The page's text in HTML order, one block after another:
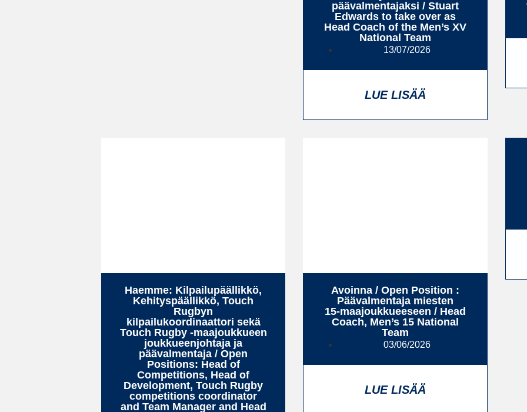
päävalmentajaksi / Stuart
Edwards to take over as
Head Coach of the Men’s XV
National Team
13/07/2026
LUE LISÄÄ
Haemme: Kilpailupäällikkö,
Kehityspäällikkö, Touch
Rugbyn
kilpailukoordinaattori sekä
Touch Rugby -maajoukkueen
joukkueenjohtaja ja
päävalmentaja / Open
Positions: Head of
Competitions, Head of
Development, Touch Rugby
competitions coordinator
and Team Manager and Head
Avoinna / Open Position :
Päävalmentaja miesten
15‑maajoukkueeseen / Head
Coach, Men’s 15 National
Team
03/06/2026
LUE LISÄÄ